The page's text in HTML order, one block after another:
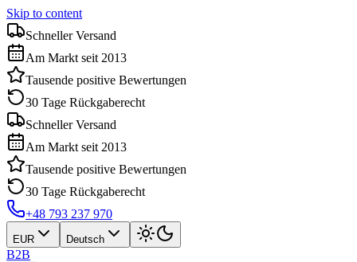
Skip to content
Schneller Versand
Am Markt seit 2013
Tausende positive Bewertungen
30 Tage Rückgaberecht
Schneller Versand
Am Markt seit 2013
Tausende positive Bewertungen
30 Tage Rückgaberecht
+48 793 237 970
EUR Deutsch
B2B